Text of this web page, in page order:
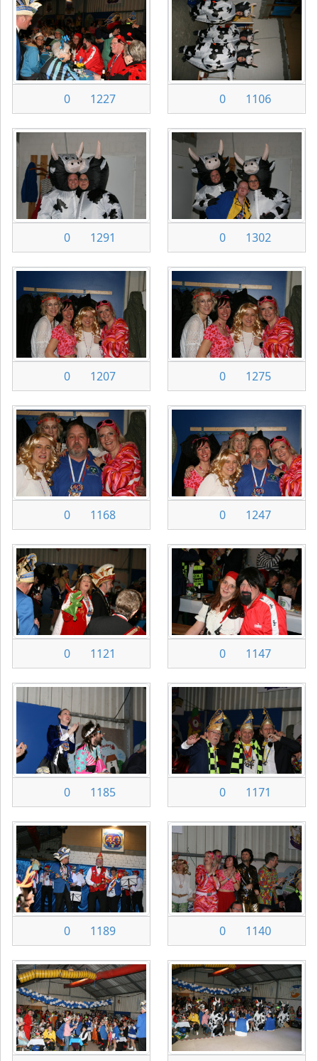
0 1227 0 1106
0 1291 0 1302
0 1207 0 1275
0 1168 0 1247
0 1121 0 1147
0 1185 0 1171
0 1189 0 1140